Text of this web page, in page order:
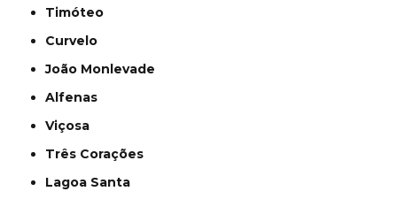
Timóteo
Curvelo
João Monlevade
Alfenas
Viçosa
Três Corações
Lagoa Santa